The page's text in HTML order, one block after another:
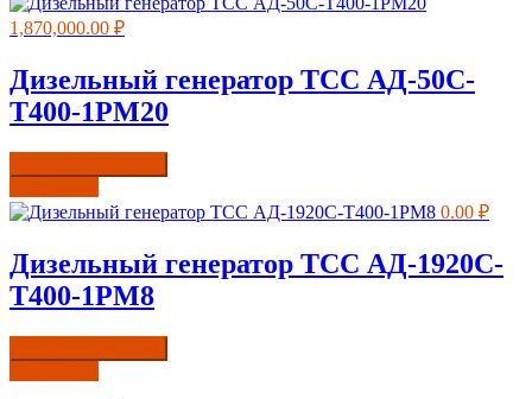
1,870,000.00 ₽
Дизельный генератор ТСС АД-50С-
Т400-1РМ20
0.00 ₽
Дизельный генератор ТСС АД-1920С-
Т400-1РМ8